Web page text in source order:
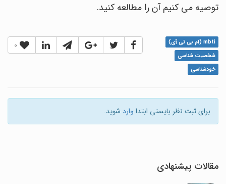
توصیه می کنیم آن را مطالعه کنید.
0
mbti (ام بی تی آی)
شخصیت شناسی
خودشناسی
برای ثبت نظر بایستی ابتدا وارد شوید.
مقالات پیشنهادی